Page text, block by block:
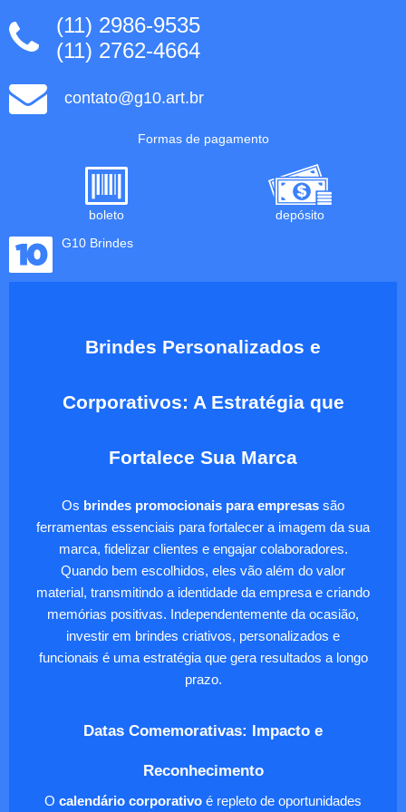
(11) 2986-9535
(11) 2762-4664
contato@g10.art.br
Formas de pagamento
boleto
depósito
G10 Brindes
Brindes Personalizados e
Corporativos: A Estratégia que
Fortalece Sua Marca
Os brindes promocionais para empresas são
ferramentas essenciais para fortalecer a imagem da sua
marca, fidelizar clientes e engajar colaboradores.
Quando bem escolhidos, eles vão além do valor
material, transmitindo a identidade da empresa e criando
memórias positivas. Independentemente da ocasião,
investir em brindes criativos, personalizados e
funcionais é uma estratégia que gera resultados a longo
prazo.
Datas Comemorativas: Impacto e
Reconhecimento
O calendário corporativo é repleto de oportunidades